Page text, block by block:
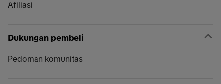
Afiliasi
Dukungan pembeli
Pedoman komunitas